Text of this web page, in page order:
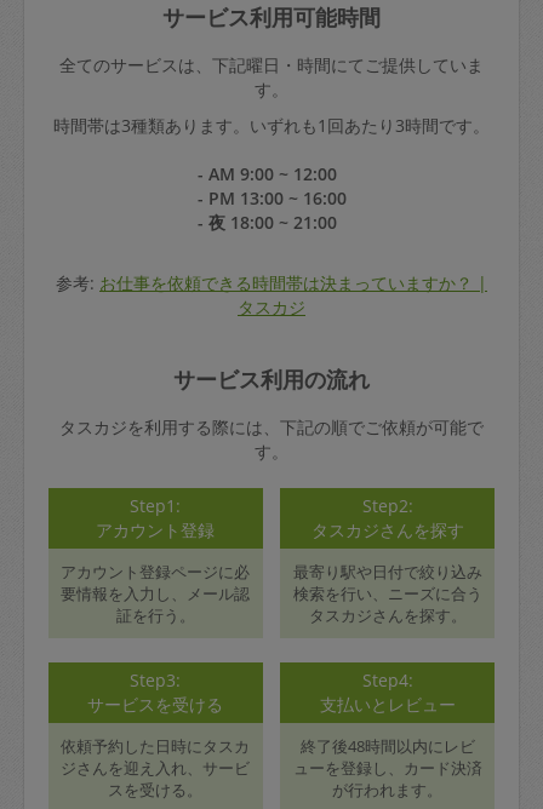
サービス利用可能時間
全てのサービスは、下記曜日・時間にてご提供していま
す。
時間帯は3種類あります。いずれも1回あたり3時間です。
- AM 9:00 ~ 12:00
- PM 13:00 ~ 16:00
- 夜 18:00 ~ 21:00
参考: お仕事を依頼できる時間帯は決まっていますか？ |
タスカジ
サービス利用の流れ
タスカジを利用する際には、下記の順でご依頼が可能で
す。
Step1:
アカウント登録
アカウント登録ページに必
要情報を入力し、メール認
証を行う。
Step2:
タスカジさんを探す
最寄り駅や日付で絞り込み
検索を行い、ニーズに合う
タスカジさんを探す。
Step3:
サービスを受ける
依頼予約した日時にタスカ
ジさんを迎え入れ、サービ
スを受ける。
Step4:
支払いとレビュー
終了後48時間以内にレビ
ューを登録し、カード決済
が行われます。